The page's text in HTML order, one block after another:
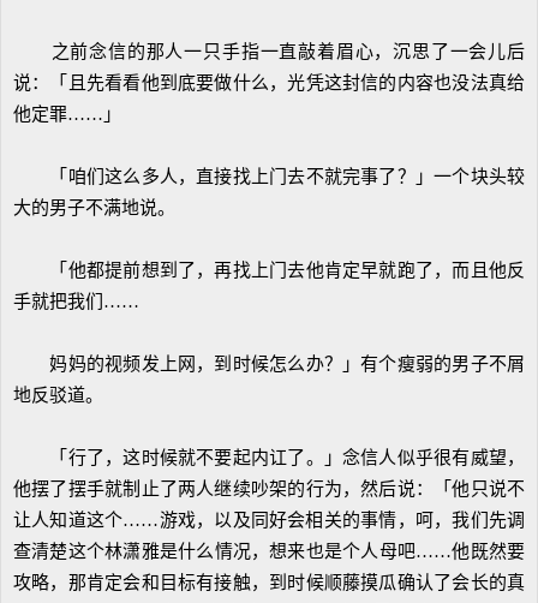
之前念信的那人一只手指一直敲着眉心，沉思了一会儿后
说：「且先看看他到底要做什么，光凭这封信的内容也没法真给
他定罪……」
「咱们这么多人，直接找上门去不就完事了？」一个块头较
大的男子不满地说。
「他都提前想到了，再找上门去他肯定早就跑了，而且他反
手就把我们……
妈妈的视频发上网，到时候怎么办？」有个瘦弱的男子不屑
地反驳道。
「行了，这时候就不要起内讧了。」念信人似乎很有威望，
他摆了摆手就制止了两人继续吵架的行为，然后说：「他只说不
让人知道这个……游戏，以及同好会相关的事情，呵，我们先调
查清楚这个林潇雅是什么情况，想来也是个人母吧……他既然要
攻略，那肯定会和目标有接触，到时候顺藤摸瓜确认了会长的真